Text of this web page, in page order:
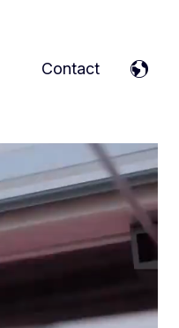
Contact